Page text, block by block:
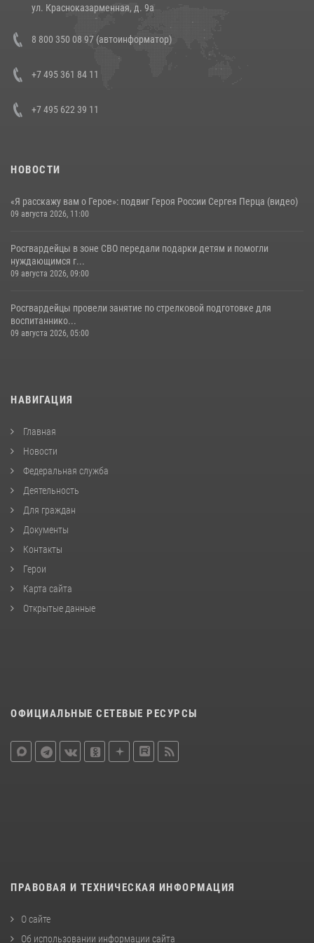
Состоялась рабочая встреча директора Росгвардии Героя России
генерала армии Виктора Золотова с заместителем полномочного
представителя Президента Российской Федерации в Северо-
Кавказском федеральном округе Виталием Кузнецовым
ул. Красноказарменная, д. 9а
8 800 350 08 97 (автоинформатор)
+7 495 361 84 11
+7 495 622 39 11
НОВОСТИ
«Я расскажу вам о Герое»: подвиг Героя России Сергея Перца (видео)
09 августа 2026, 11:00
Росгвардейцы в зоне СВО передали подарки детям и помогли
нуждающимся г...
09 августа 2026, 09:00
Росгвардейцы провели занятие по стрелковой подготовке для
воспитаннико...
09 августа 2026, 05:00
НАВИГАЦИЯ
Главная
Новости
Федеральная служба
Деятельность
Для граждан
Документы
Контакты
Герои
Карта сайта
Открытые данные
ОФИЦИАЛЬНЫЕ СЕТЕВЫЕ РЕСУРСЫ
ПРАВОВАЯ И ТЕХНИЧЕСКАЯ ИНФОРМАЦИЯ
О сайте
Об использовании информации сайта